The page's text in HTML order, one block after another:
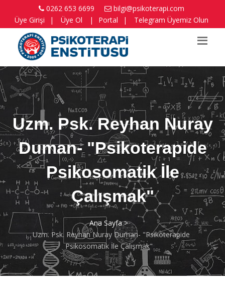
0262 653 6699
bilgi@psikoterapi.com
Üye Girişi
| Üye Ol | Portal | Telegram Üyemiz Olun
Uzm. Psk. Reyhan Nuray
Duman- "Psikoterapide
Psikosomatik İle
Çalışmak"
Ana Sayfa >
Uzm. Psk. Reyhan Nuray Duman- "Psikoterapide
Psikosomatik İle Çalışmak"